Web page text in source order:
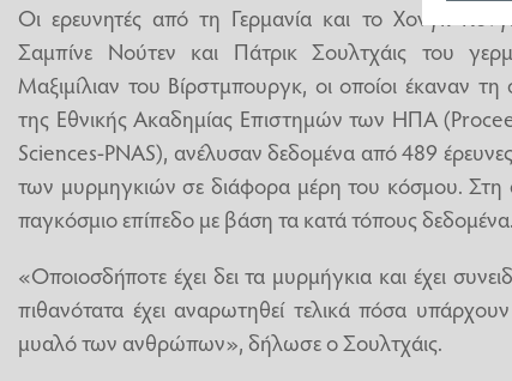
Οι ερευνητές από τη Γερμανία και το Χονγκ
Σαμπίνε Νούτεν και Πάτρικ Σουλτχάις του
Μαξιμίλιαν του Βίρστμπουργκ, οι οποίοι έκαναν τη
της Εθνικής Ακαδημίας Επιστημών των ΗΠΑ
Sciences-PNAS), ανέλυσαν δεδομένα από 489
των μυρμηγκιών σε διάφορα μέρη του κόσμου. Στη
παγκόσμιο επίπεδο με βάση τα κατά τόπους δεδομένα.
«Οποιοσδήποτε έχει δει τα μυρμήγκια και έχει
πιθανότατα έχει αναρωτηθεί τελικά πόσα
μυαλό των ανθρώπων», δήλωσε ο Σουλτχάις.